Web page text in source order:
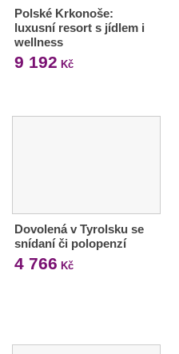
Polské Krkonoše:
luxusní resort s jídlem i
wellness
9 192 Kč
Dovolená v Tyrolsku se
snídaní či polopenzí
4 766 Kč